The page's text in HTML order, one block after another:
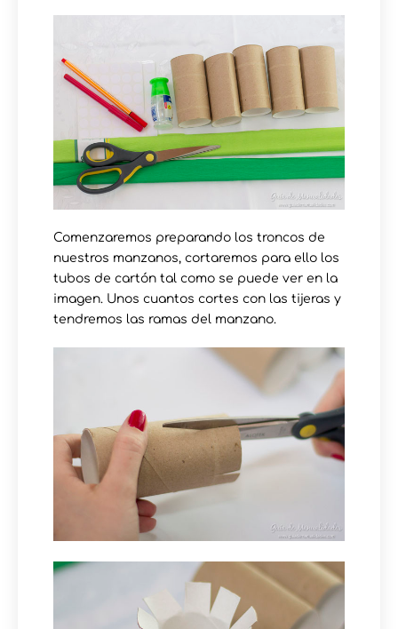
Comenzaremos preparando los troncos de
nuestros manzanos, cortaremos para ello los
tubos de cartón tal como se puede ver en la
imagen. Unos cuantos cortes con las tijeras y
tendremos las ramas del manzano.